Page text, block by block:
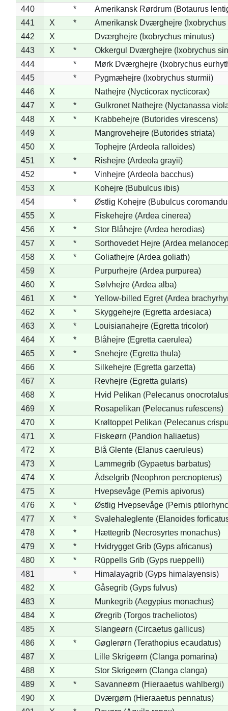
440
*
Amerikansk Rørdrum (Botaurus
441
X *
Amerikansk Dværghejre (Ixobrychus
442
X
Dværghejre (Ixobrychus minutus)
443
X *
Okkergul Dværghejre (Ixobrychus
444
*
Mørk Dværghejre (Ixobrychus
445
*
Pygmæhejre (Ixobrychus sturmii)
446
X
Nathejre (Nycticorax nycticorax)
447
X *
Gulkronet Nathejre (Nyctanassa
448
X *
Krabbehejre (Butorides virescens)
449
X
Mangrovehejre (Butorides striata)
450
X
Tophejre (Ardeola ralloides)
451
X *
Rishejre (Ardeola grayii)
452
*
Vinhejre (Ardeola bacchus)
453
X
Kohejre (Bubulcus ibis)
454
*
Østlig Kohejre (Bubulcus
455
X
Fiskehejre (Ardea cinerea)
456
X *
Stor Blåhejre (Ardea herodias)
457
X *
Sorthovedet Hejre (Ardea
458
X *
Goliathejre (Ardea goliath)
459
X
Purpurhejre (Ardea purpurea)
460
X
Sølvhejre (Ardea alba)
461
X *
Yellow-billed Egret (Ardea
462
X *
Skyggehejre (Egretta ardesiaca)
463
X *
Louisianahejre (Egretta tricolor)
464
X *
Blåhejre (Egretta caerulea)
465
X *
Snehejre (Egretta thula)
466
X
Silkehejre (Egretta garzetta)
467
X
Revhejre (Egretta gularis)
468
X
Hvid Pelikan (Pelecanus
469
X
Rosapelikan (Pelecanus rufescens)
470
X
Krøltoppet Pelikan (Pelecanus
471
X
Fiskeørn (Pandion haliaetus)
472
X
Blå Glente (Elanus caeruleus)
473
X
Lammegrib (Gypaetus barbatus)
474
X
Ådselgrib (Neophron percnopterus)
475
X
Hvepsevåge (Pernis apivorus)
476
X *
Østlig Hvepsevåge (Pernis
477
X *
Svalehaleglente (Elanoides
478
X *
Hættegrib (Necrosyrtes monachus)
479
X *
Hvidrygget Grib (Gyps africanus)
480
X *
Rüppells Grib (Gyps rueppelli)
481
*
Himalayagrib (Gyps himalayensis)
482
X
Gåsegrib (Gyps fulvus)
483
X
Munkegrib (Aegypius monachus)
484
X
Øregrib (Torgos tracheliotos)
485
X
Slangeørn (Circaetus gallicus)
486
X *
Gøglerørn (Terathopius ecaudatus)
487
X
Lille Skrigeørn (Clanga pomarina)
488
X
Stor Skrigeørn (Clanga clanga)
489
X *
Savanneørn (Hieraaetus wahlbergi)
490
X
Dværgørn (Hieraaetus pennatus)